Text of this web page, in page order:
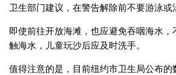
卫生部门建议，在警告解除前不要游泳或
即使前往开放海滩，也应避免吞咽海水
触海水，儿童玩沙后应及时洗手。
值得注意的是，目前纽约市卫生局公布的